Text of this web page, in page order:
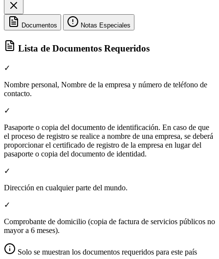
Documentos Notas Especiales
Lista de Documentos Requeridos
✓
Nombre personal, Nombre de la empresa y número de teléfono de
contacto.
✓
Pasaporte o copia del documento de identificación. En caso de que
el proceso de registro se realice a nombre de una empresa, se deberá
proporcionar el certificado de registro de la empresa en lugar del
pasaporte o copia del documento de identidad.
✓
Dirección en cualquier parte del mundo.
✓
Comprobante de domicilio (copia de factura de servicios públicos no
mayor a 6 meses).
Solo se muestran los documentos requeridos para este país